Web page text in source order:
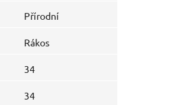
Přírodní
Rákos
34
34